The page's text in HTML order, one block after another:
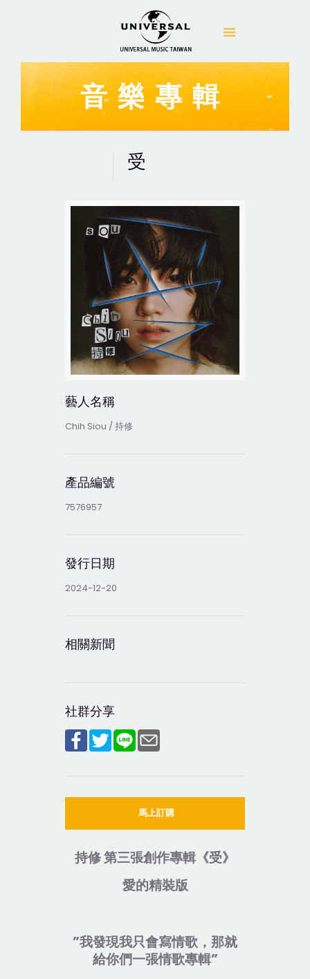
音樂專輯
受
藝人名稱
Chih Siou / 持修
產品編號
7576957
發行日期
2024-12-20
相關新聞
社群分享
馬上訂購
持修 第三張創作專輯 《受》
愛的精裝版
”我發現我只會寫情歌，那就
給你們一張情歌專輯”